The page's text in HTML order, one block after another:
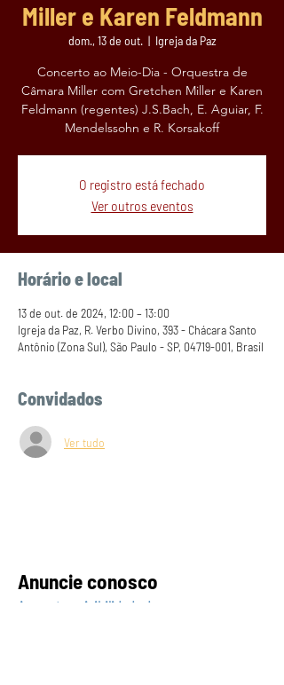
Miller e Karen Feldmann
dom., 13 de out.
  |
Igreja da Paz
Concerto ao Meio-Dia - Orquestra de
Câmara Miller com Gretchen Miller e Karen
Feldmann (regentes) J.S.Bach, E. Aguiar, F.
Mendelssohn e R. Korsakoff
O registro está fechado
Ver outros eventos
Horário e local
13 de out. de 2024, 12:00 – 13:00
Igreja da Paz, R. Verbo Divino, 393 - Chácara Santo
Antônio (Zona Sul), São Paulo - SP, 04719-001, Brasil
Convidados
Ver tudo
Anuncie conosco
Aumente a visibilidade da sua empresa e